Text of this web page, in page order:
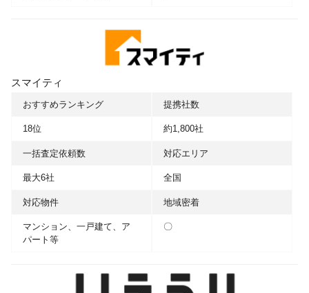
スマイティ
おすすめランキング
18位
提携社数
約1,800社
一括査定依頼数
最大6社
対応エリア
全国
対応物件
マンション、一戸建て、ア
パート等
地域密着
〇